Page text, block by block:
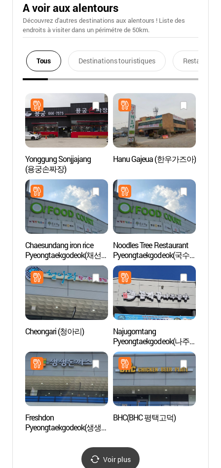
A voir aux alentours
Découvrez d'autres destinations aux alentours ! Liste des
endroits à visiter dans un périmétre de 50km.
Tous Destinations touristiques Restaurants
Yonggung Sonjjajang
(용궁손짜장)
Hanu Gajeua (한우가즈아)
Chaesundang iron rice
Pyeongtaekgodeok(채선
당가마솥 평택고덕)
Noodles Tree Restaurant
Pyeongtaekgodeok(국수
나무 평택고덕)
Cheongari (청아리)
Najugomtang
Pyeongtaekgodeok(나주
곰탕 평택고덕)
Freshdon
Pyeongtaekgodeok(생생
BHC(BHC 평택고덕)
Voir plus